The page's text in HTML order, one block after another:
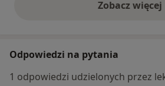
Zobacz więcej
opinie
Odpowiedzi na pytania
1 odpowiedzi udzielonych przez